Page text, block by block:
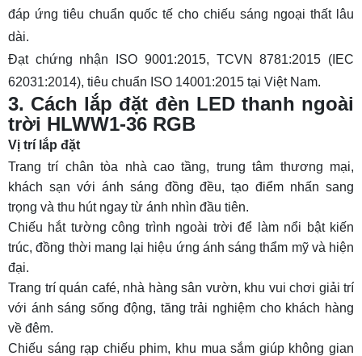
đáp ứng tiêu chuẩn quốc tế cho chiếu sáng ngoại thất lâu
dài.
Đạt chứng nhận ISO 9001:2015, TCVN 8781:2015 (IEC
62031:2014), tiêu chuẩn ISO 14001:2015 tại Việt Nam.
3. Cách lắp đặt đèn LED thanh ngoài
trời HLWW1-36 RGB
Vị trí lắp đặt
Trang trí chân tòa nhà cao tầng, trung tâm thương mại,
khách sạn với ánh sáng đồng đều, tạo điểm nhấn sang
trọng và thu hút ngay từ ánh nhìn đầu tiên.
Chiếu hắt tường công trình ngoài trời để làm nổi bật kiến
trúc, đồng thời mang lại hiệu ứng ánh sáng thẩm mỹ và hiện
đại.
Trang trí quán café, nhà hàng sân vườn, khu vui chơi giải trí
với ánh sáng sống động, tăng trải nghiệm cho khách hàng
về đêm.
Chiếu sáng rạp chiếu phim, khu mua sắm giúp không gian